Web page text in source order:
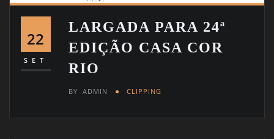
22
SET
LARGADA PARA 24ª
EDIÇÃO CASA COR
RIO
BY ADMIN CLIPPING